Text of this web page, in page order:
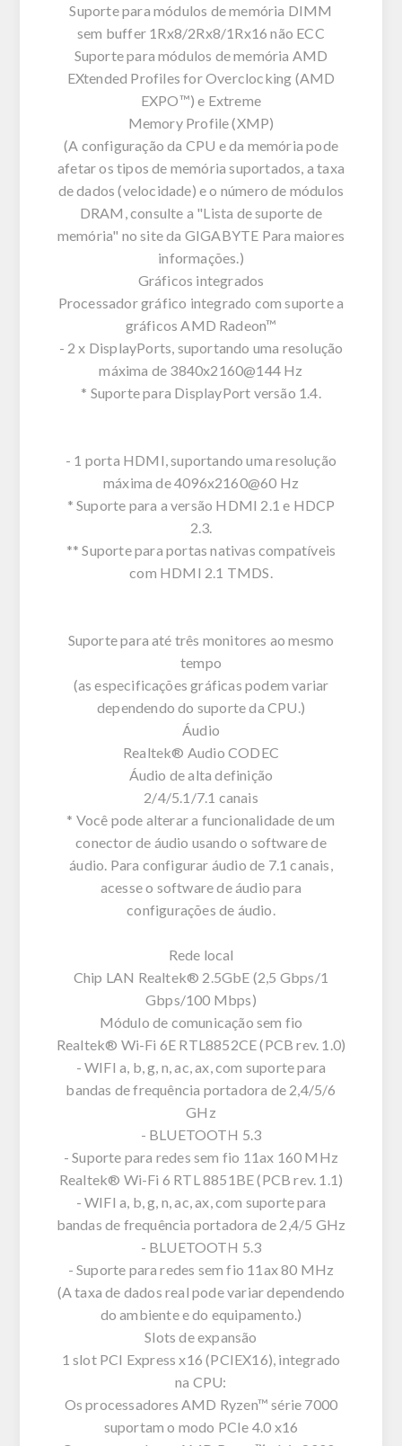
Suporte para módulos de memória DIMM
sem buffer 1Rx8/2Rx8/1Rx16 não ECC
Suporte para módulos de memória AMD
EXtended Profiles for Overclocking (AMD
EXPO™) e Extreme
Memory Profile (XMP)
(A configuração da CPU e da memória pode
afetar os tipos de memória suportados, a taxa
de dados (velocidade) e o número de módulos
DRAM, consulte a "Lista de suporte de
memória" no site da GIGABYTE Para maiores
informações.)
Gráficos integrados
Processador gráfico integrado com suporte a
gráficos AMD Radeon™
- 2 x DisplayPorts, suportando uma resolução
máxima de 3840x2160@144 Hz
* Suporte para DisplayPort versão 1.4.
- 1 porta HDMI, suportando uma resolução
máxima de 4096x2160@60 Hz
* Suporte para a versão HDMI 2.1 e HDCP
2.3.
** Suporte para portas nativas compatíveis
com HDMI 2.1 TMDS.
Suporte para até três monitores ao mesmo
tempo
(as especificações gráficas podem variar
dependendo do suporte da CPU.)
Áudio
Realtek® Audio CODEC
Áudio de alta definição
2/4/5.1/7.1 canais
* Você pode alterar a funcionalidade de um
conector de áudio usando o software de
áudio. Para configurar áudio de 7.1 canais,
acesse o software de áudio para
configurações de áudio.
Rede local
Chip LAN Realtek® 2.5GbE (2,5 Gbps/1
Gbps/100 Mbps)
Módulo de comunicação sem fio
Realtek® Wi-Fi 6E RTL8852CE (PCB rev. 1.0)
- WIFI a, b, g, n, ac, ax, com suporte para
bandas de frequência portadora de 2,4/5/6
GHz
- BLUETOOTH 5.3
- Suporte para redes sem fio 11ax 160 MHz
Realtek® Wi-Fi 6 RTL 8851BE (PCB rev. 1.1)
- WIFI a, b, g, n, ac, ax, com suporte para
bandas de frequência portadora de 2,4/5 GHz
- BLUETOOTH 5.3
- Suporte para redes sem fio 11ax 80 MHz
(A taxa de dados real pode variar dependendo
do ambiente e do equipamento.)
Slots de expansão
1 slot PCI Express x16 (PCIEX16), integrado
na CPU:
Os processadores AMD Ryzen™ série 7000
suportam o modo PCIe 4.0 x16